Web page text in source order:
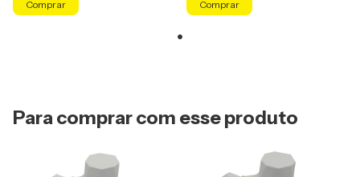
Para comprar com esse produto